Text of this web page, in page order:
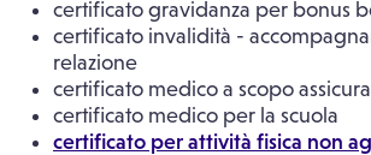
certificato gravidanza per bonus
certificato invalidità -
relazione
certificato medico a scopo
certificato medico per la scuola
certificato per attività fisica non